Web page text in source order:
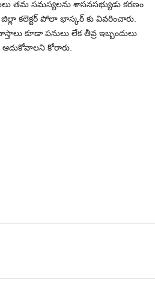
తమ సమస్యలను శాసనసభ్యుడు కరణం
కలెక్టర్ పోలా భాస్కర్ కు వివరించారు.
కూడా పనులు లేక తీవ్ర ఇబ్బందులు
ఆదుకోవాలని కోరారు.